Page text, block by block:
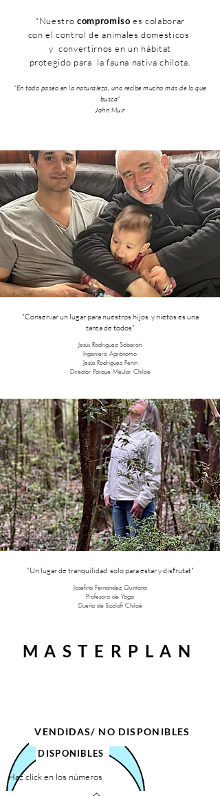
"Nuestro compromiso es colaborar
con el control de animales domésticos
y convertirnos en un hábitat
protegido para la fauna nativa chilota.
“En todo paseo en la naturaleza, uno recibe mucho más de lo que
busca”
John Muir
"Conservar un lugar para nuestros hijos y nietos es una
tarea de todos"
Jesús Rodriguez Soberón
Ingeniero Agrónomo
Jesús Rodriguez Penin
Director Parque Meular Chiloé
"Un lugar de tranquilidad solo para estar y disfrutat"
Josefina Fernandez Quintana
Profesora de Yoga
Dueña de Ecoloft Chiloé
MASTERPLAN
VENDIDAS/ NO DISPONIBLES
DISPONIBLES
Haz click en los números